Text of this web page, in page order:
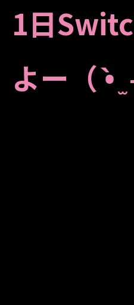
1日
よー（ •̀